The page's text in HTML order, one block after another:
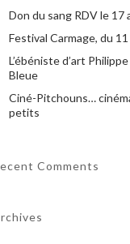
Don du sang RDV le 17
Festival Carmage, du
L’ébéniste d’art
Bleue
Ciné-Pitchouns…
petits
Comments